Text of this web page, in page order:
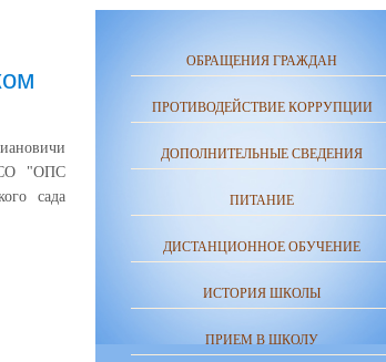
СО "ОПС
сада
ОБРАЩЕНИЯ ГРАЖДАН
ПРОТИВОДЕЙСТВИЕ КОРРУПЦИИ
ДОПОЛНИТЕЛЬНЫЕ СВЕДЕНИЯ
ПИТАНИЕ
ДИСТАНЦИОННОЕ ОБУЧЕНИЕ
ИСТОРИЯ ШКОЛЫ
ПРИЕМ В ШКОЛУ